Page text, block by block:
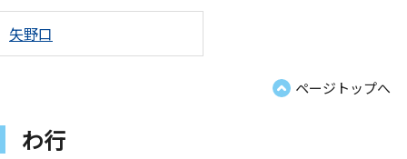
矢野口
ページトップへ
わ行